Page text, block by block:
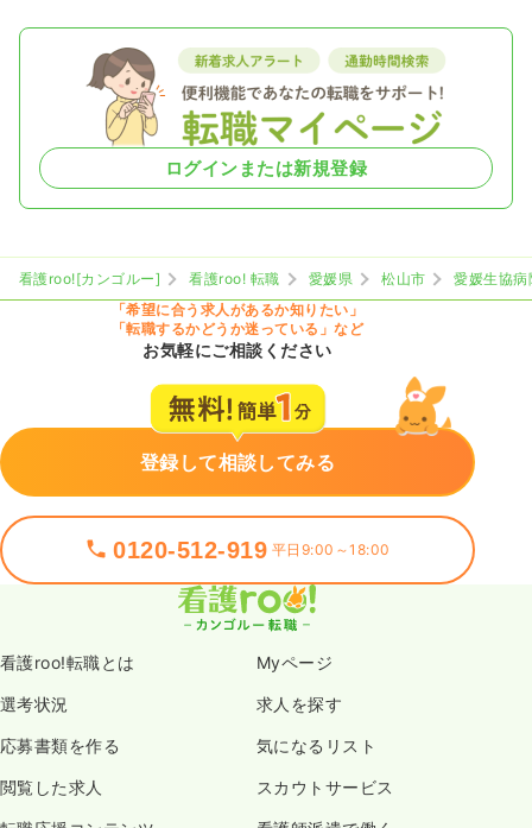
ログインまたは新規登録
看護roo![カンゴルー] 看護roo! 転職 愛媛県 松山市
愛媛生協病
「希望に合う求人があるか知りたい」
「転職するかどうか迷っている」など
お気軽にご相談ください
登録して相談してみる
0120-512-919 平日9:00～18:00
看護roo!転職とは Myページ
選考状況 求人を探す
応募書類を作る 気になるリスト
閲覧した求人 スカウトサービス